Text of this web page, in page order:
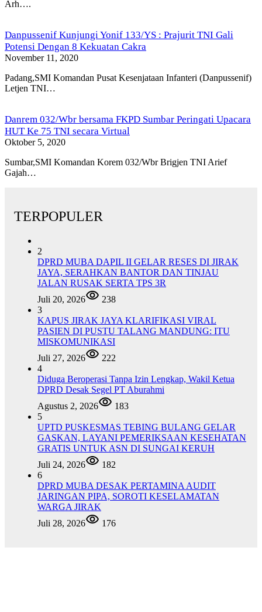
Arh….
Danpussenif Kunjungi Yonif 133/YS : Prajurit TNI Gali
Potensi Dengan 8 Kekuatan Cakra
November 11, 2020
Padang,SMI Komandan Pusat Kesenjataan Infanteri (Danpussenif)
Letjen TNI…
Danrem 032/Wbr bersama FKPD Sumbar Peringati Upacara
HUT Ke 75 TNI secara Virtual
Oktober 5, 2020
Sumbar,SMI Komandan Korem 032/Wbr Brigjen TNI Arief
Gajah…
TERPOPULER
2
DPRD MUBA DAPIL II GELAR RESES DI JIRAK
JAYA, SERAHKAN BANTOR DAN TINJAU
JALAN RUSAK SERTA TPS 3R
Juli 20, 2026
238
3
KAPUS JIRAK JAYA KLARIFIKASI VIRAL
PASIEN DI PUSTU TALANG MANDUNG: ITU
MISKOMUNIKASI
Juli 27, 2026
222
4
Diduga Beroperasi Tanpa Izin Lengkap, Wakil Ketua
DPRD Desak Segel PT Aburahmi
Agustus 2, 2026
183
5
UPTD PUSKESMAS TEBING BULANG GELAR
GASKAN, LAYANI PEMERIKSAAN KESEHATAN
GRATIS UNTUK ASN DI SUNGAI KERUH
Juli 24, 2026
182
6
DPRD MUBA DESAK PERTAMINA AUDIT
JARINGAN PIPA, SOROTI KESELAMATAN
WARGA JIRAK
Juli 28, 2026
176